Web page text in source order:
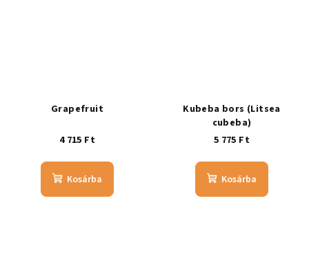
Grapefruit
4 715 Ft
Kosárba
Kubeba bors (Litsea
cubeba)
5 775 Ft
Kosárba